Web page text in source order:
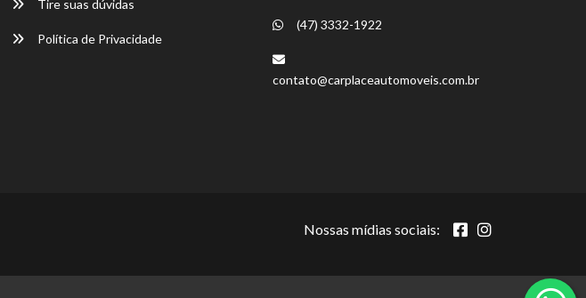
Tire suas dúvidas
Política de Privacidade
(47) 3332-1922
contato@carplaceautomoveis.com.br
Nossas mídias sociais: